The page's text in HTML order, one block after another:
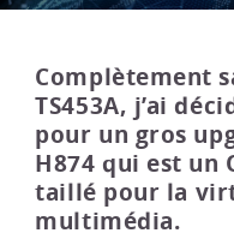
Complètement
TS453A, j’ai
pour un gros
H874 qui est un
taillé pour la
multimédia.